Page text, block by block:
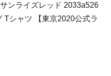
ンライズレッド 2033a526
Tシャツ 【東京2020公式ラ